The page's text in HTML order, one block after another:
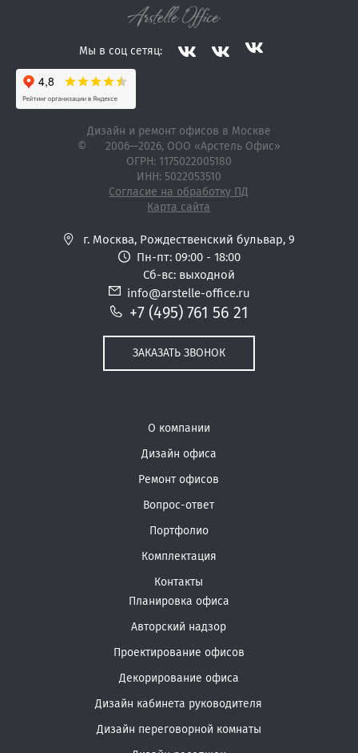
Мы в соц сетяц:
Дизайн и ремонт офисов в Москве
©
2006—2026, ООО «Арстель Офис»
ОГРН: 1175022005180
ИНН: 5022053510
Согласие на обработку ПД
Карта сайта
О компании
Дизайн офиса
Ремонт офисов
Вопрос-ответ
Портфолио
Комплектация
Контакты
Планировка офиса
Авторский надзор
Проектирование офисов
Декорирование офиса
Дизайн кабинета руководителя
Дизайн переговорной комнаты
г. Москва, Рождественский бульвар, 9
Пн-пт: 09:00 - 18:00
Сб-вс: выходной
info@arstelle-office.ru
+7 (495) 761 56 21
ЗАКАЗАТЬ ЗВОНОК